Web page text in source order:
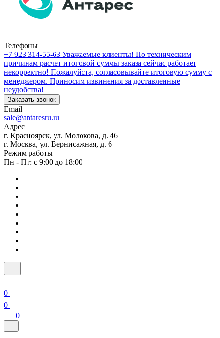
Телефоны
+7 923 314-55-63 Уважаемые клиенты! По техническим
причинам расчет итоговой суммы заказа сейчас работает
некорректно! Пожалуйста, согласовывайте итоговую сумму с
менеджером. Приносим извинения за доставленные
неудобства!
Заказать звонок
Email
sale@antaresru.ru
Адрес
г. Красноярск, ул. Молокова, д. 46
г. Москва, ул. Вернисажная, д. 6
Режим работы
Пн - Пт: с 9:00 до 18:00
0
0
0